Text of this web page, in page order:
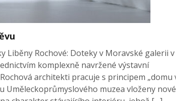
Liběny Rochové: Doteky v Moravské galerii v
komplexně navržené výstavní
architekti pracuje s principem „domu
Uměleckoprůmyslového muzea vloženy nové